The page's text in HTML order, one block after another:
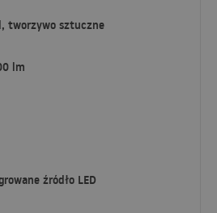
tworzywo sztuczne
lm
źródło LED